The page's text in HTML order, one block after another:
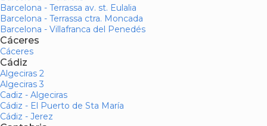
Barcelona - Terrassa av. st. Eulalia
Barcelona - Terrassa ctra. Moncada
Barcelona - Villafranca del Penedés
Cáceres
Cáceres
Cádiz
Algeciras 2
Algeciras 3
Cadiz - Algeciras
Cádiz - El Puerto de Sta María
Cádiz - Jerez